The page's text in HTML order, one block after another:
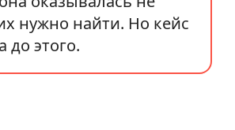
нужно найти. Но кейс
до этого.